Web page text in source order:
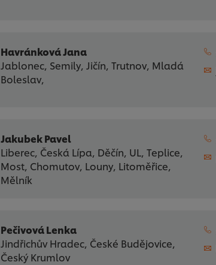
Havránková Jana
Jablonec, Semily, Jičín, Trutnov, Mladá
Boleslav,
Jakubek Pavel
Liberec, Česká Lípa, Děčín, UL, Teplice,
Most, Chomutov, Louny, Litoměřice,
Mělník
Pečivová Lenka
Jindřichův Hradec, České Budějovice,
Český Krumlov